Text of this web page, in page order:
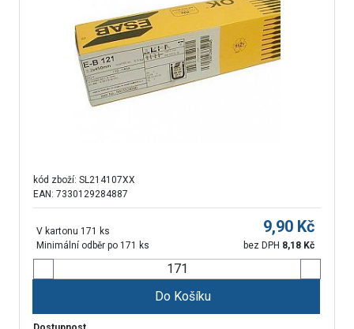
kód zboží: SL214107XX
EAN: 7330129284887
V kartonu 171 ks
Minimální odběr po 171 ks
9,90 Kč
bez DPH 8,18 Kč
Do Košíku